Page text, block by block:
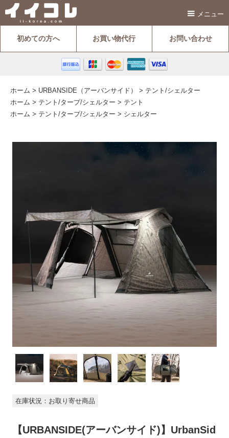
メニュー
初めての方へ お買い物代行 お問い合わせ
ホーム > URBANSIDE（アーバンサイド） > テント/シェルター
ホーム > テント/タープ/シェルター > テント
ホーム > テント/タープ/シェルター > シェルター
在庫状況：お取り寄せ商品
【URBANSIDE(アーバンサイド)】UrbanSid